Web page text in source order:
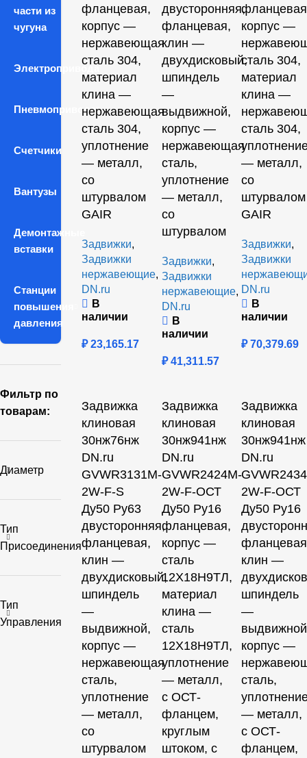
части из
чугуна
Электропривода
Пневмопривода
Счетчики
Вантузы
Демонтажные
вставки
Станции
повышения
давления
Фильтр по
товарам:
Диаметр
Тип
Присоединения
Тип
Управления
фланцевая,
корпус —
нержавеющая
сталь 304,
материал
клина —
нержавеющая
сталь 304,
уплотнение
— металл,
со
штурвалом
GAIR
Задвижки,
Задвижки
нержавеющие,
DN.ru
В
наличии
₽23,165.17
двусторонняя,
фланцевая,
клин —
двухдисковый,
шпиндель
—
выдвижной,
корпус —
нержавеющая
сталь,
уплотнение
— металл,
со
штурвалом
Задвижки,
Задвижки
нержавеющие,
DN.ru
В
наличии
₽41,311.57
корпус —
сталь 304,
материал
клина —
сталь 304,
— металл,
со
штурвалом
GAIR
Задвижки,
Задвижки
DN.ru
В
наличии
₽70,379.69
Задвижка
клиновая
30нж76нж
DN.ru
GVWR3131M-
2W-F-S
Ду50 Ру63
двусторонняя,
фланцевая,
клин —
двухдисковый,
шпиндель
—
выдвижной,
корпус —
нержавеющая
сталь,
уплотнение
— металл,
со
штурвалом
Задвижка
клиновая
30нж941нж
DN.ru
GVWR2424M-
2W-F-ОСТ
Ду50 Ру16
фланцевая,
корпус —
сталь
12Х18Н9ТЛ,
материал
клина —
сталь
12Х18Н9ТЛ,
уплотнение
— металл,
с ОСТ-
фланцем,
круглым
штоком, с
Задвижка
клиновая
30нж941нж
DN.ru
2W-F-ОСТ
Ду50 Ру16
клин —
шпиндель
—
корпус —
сталь,
— металл,
c ОСТ-
фланцем,